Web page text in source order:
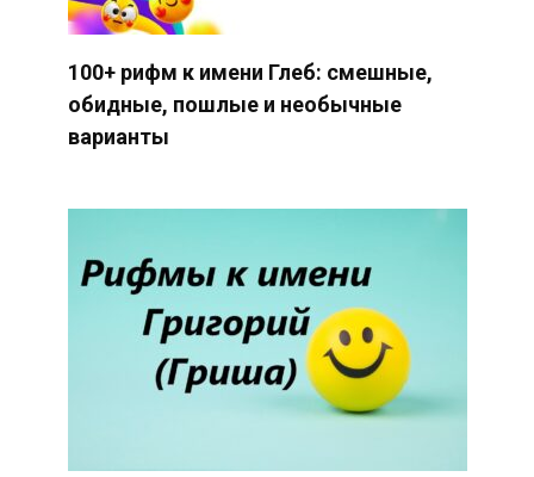
100+ рифм к имени Глеб: смешные,
обидные, пошлые и необычные
варианты